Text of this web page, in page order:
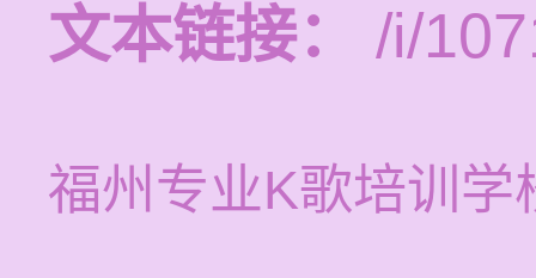
文本链接：
/i/
福州专业K歌培训学